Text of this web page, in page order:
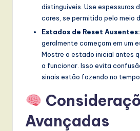
distinguíveis. Use espessuras
cores, se permitido pelo meio
Estados de Reset Ausentes:
geralmente começam em um
Mostre o estado inicial antes
a funcionar. Isso evita
sinais estão fazendo no tempo
Avançadas